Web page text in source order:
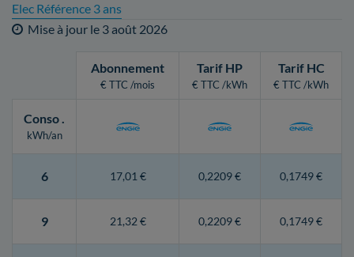
Elec Référence 3 ans
Mise à jour le 3 août 2026
Abonnement
€ TTC /mois
Tarif HP
€ TTC /kWh
Tarif HC
€ TTC /kWh
Conso.
kWh/an
6 17,01 € 0,2209 € 0,1749 €
9 21,32 € 0,2209 € 0,1749 €